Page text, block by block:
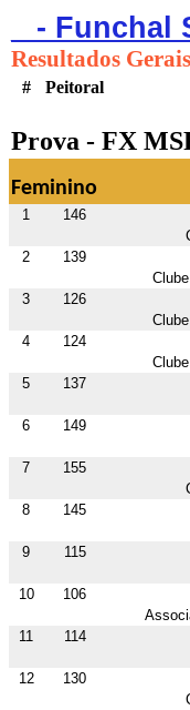
_ - Funchal
Resultados Gerais
# Peitoral
Prova - FX
Feminino
1 146
2
139
3
126
4
124
5
137
6
149
7
155
8
145
9
115
10
106
11
114
12
130